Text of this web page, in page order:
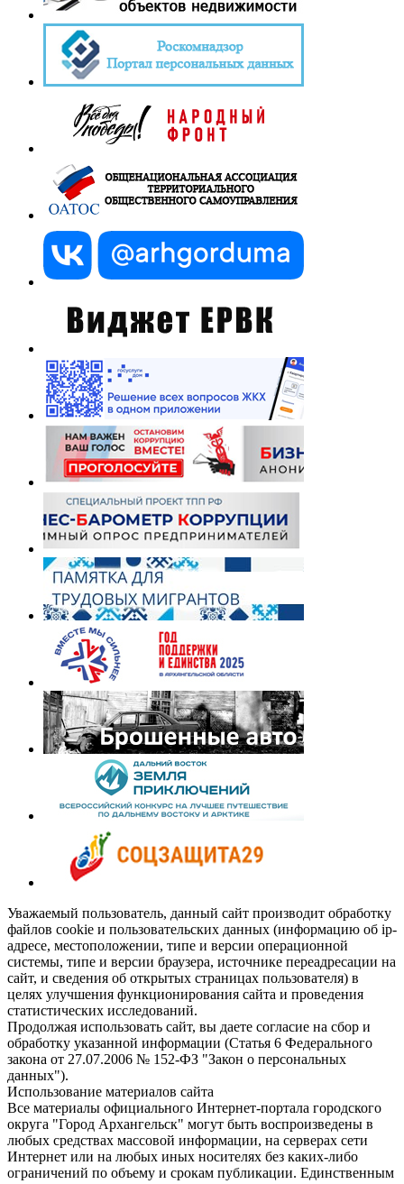
Уважаемый пользователь, данный сайт производит обработку
файлов cookie и пользовательских данных (информацию об ip-
адресе, местоположении, типе и версии операционной
системы, типе и версии браузера, источнике переадресации на
сайт, и сведения об открытых страницах пользователя) в
целях улучшения функционирования сайта и проведения
статистических исследований.
Продолжая использовать сайт, вы даете согласие на сбор и
обработку указанной информации (Статья 6 Федерального
закона от 27.07.2006 № 152-ФЗ "Закон о персональных
данных").
Использование материалов сайта
Все материалы официального Интернет-портала городского
округа "Город Архангельск" могут быть воспроизведены в
любых средствах массовой информации, на серверах сети
Интернет или на любых иных носителях без каких-либо
ограничений по объему и срокам публикации. Единственным